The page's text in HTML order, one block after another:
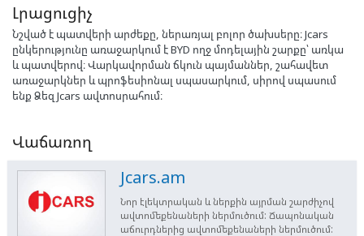
Լրացուցիչ
Նշված է պատվերի արժեքը, ներառյալ բոլոր ծախսերը։ Jcars
ընկերությունը առաջարկում է BYD ողջ մոդելային շարքը՝ առկա
և պատվերով։ Վարկավորման ճկուն պայմաններ, շահավետ
առաջարկներ և պրոֆեսիոնալ սպասարկում, սիրով սպասում
ենք Ձեզ Jcars ավտոսրահում։
Վաճառող
Jcars.am
Նոր էլեկտրական և ներքին այրման շարժիչով
ավտոմեքենաների ներմուծում: Ճապոնական
աճուրդներից ավտոմեքենաների ներմուծում: